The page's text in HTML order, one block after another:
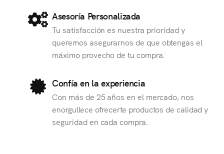
Asesoría Personalizada
Tu satisfacción es nuestra prioridad y
queremos asegurarnos de que obtengas el
máximo provecho de tu compra.
Confía en la experiencia
Con más de 25 años en el mercado, nos
enorgullece ofrecerte productos de calidad y
seguridad en cada compra.